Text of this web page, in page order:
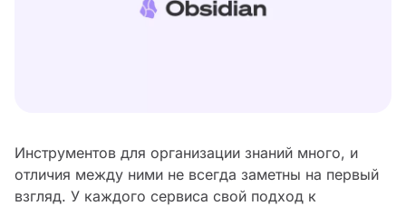
Инструментов для организации знаний много, и
отличия между ними не всегда заметны на первый
взгляд. У каждого сервиса свой подход к